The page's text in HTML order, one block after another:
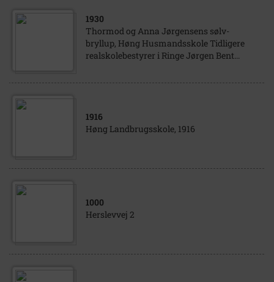
1930
Thormod og Anna Jørgensens sølv-
bryllup, Høng Husmandsskole Tidligere
realskolebestyrer i Ringe Jørgen Bent...
1916
Høng Landbrugsskole, 1916
1000
Herslevvej 2